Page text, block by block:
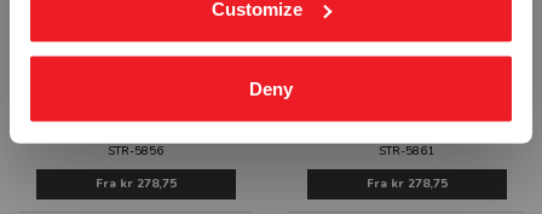
Customize
Deny
UTGANG - ETTERLYSENDE PVC
STR-5856
Fra kr 278,75
NØDSTOPP - ETTERLYSENDE PVC
STR-5861
Fra kr 278,75